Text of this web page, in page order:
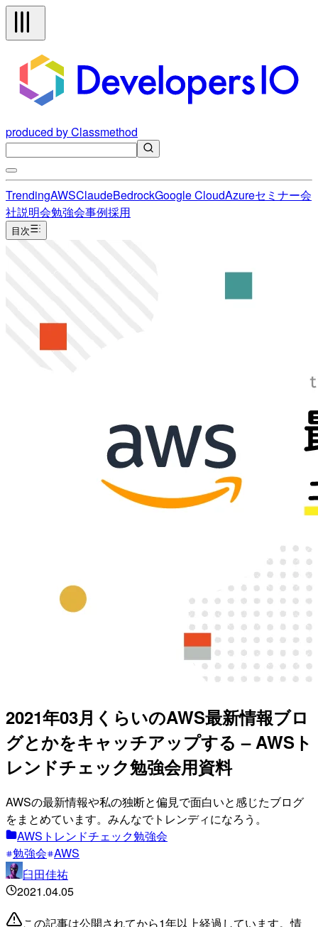
produced by Classmethod
TrendingAWSClaudeBedrockGoogle CloudAzureセミナー会
社説明会勉強会事例採用
目次
2021年03月くらいのAWS最新情報ブロ
グとかをキャッチアップする – AWSト
レンドチェック勉強会用資料
AWSの最新情報や私の独断と偏見で面白いと感じたブログ
をまとめています。みんなでトレンディになろう。
AWSトレンドチェック勉強会
勉強会 AWS
臼田佳祐
2021.04.05
この記事は公開されてから1年以上経過しています。情